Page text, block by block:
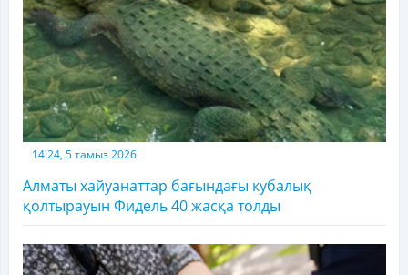
14:24, 5 тамыз 2026
Алматы хайуанаттар бағындағы кубалық
қолтырауын Фидель 40 жасқа толды